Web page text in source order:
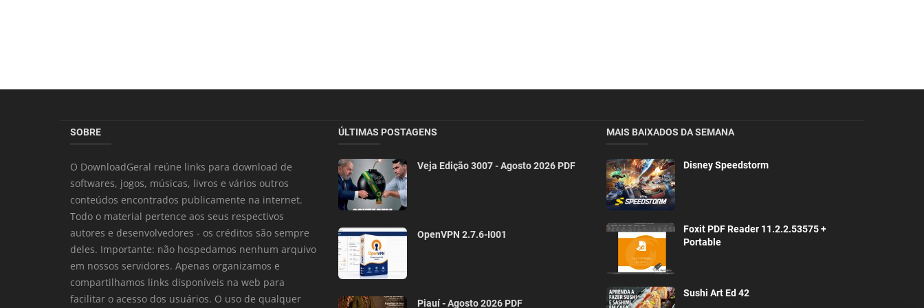
SOBRE
O DownloadGeral reúne links para download de
softwares, jogos, músicas, livros e vários outros
conteúdos encontrados publicamente na internet.
Todo o material pertence aos seus respectivos
autores e desenvolvedores - os créditos são sempre
deles. Importante: não hospedamos nenhum arquivo
em nossos servidores. Apenas organizamos e
compartilhamos links disponíveis na web para
facilitar o acesso dos usuários. O uso de qualquer
ÚLTIMAS POSTAGENS
Veja Edição 3007 - Agosto 2026 PDF
OpenVPN 2.7.6-I001
Piauí - Agosto 2026 PDF
MAIS BAIXADOS DA SEMANA
Disney Speedstorm
Foxit PDF Reader 11.2.2.53575 +
Portable
Sushi Art Ed 42